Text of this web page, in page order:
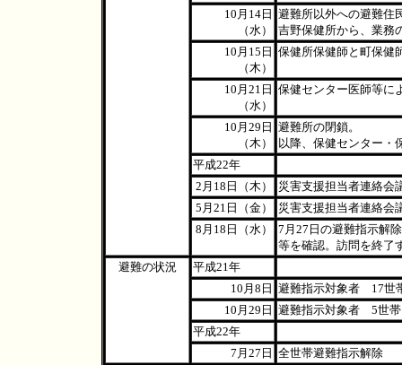
10月14日
（水）
避難所以外への避難住
吉野保健所から、業務
10月15日
（木）
保健所保健師と町保健
10月21日
（水）
保健センター医師等に
10月29日
（木）
避難所の閉鎖。
以降、保健センター・
平成22年
2月18日（木）
災害支援担当者連絡会
5月21日（金）
災害支援担当者連絡会
8月18日（水）
7月27日の避難指示解
等を確認。訪問を終了
避難の状況
平成21年
10月8日 避難指示対象者 17世
10月29日 避難指示対象者 5世
平成22年
7月27日 全世帯避難指示解除